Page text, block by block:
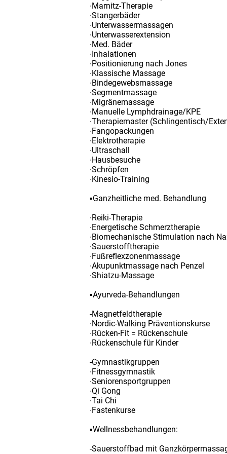
∙Marnitz-Therapie
∙Stangerbäder
∙Unterwassermassagen
∙Unterwasserextension
∙Med. Bäder
∙Inhalationen
∙Positionierung nach Jones
∙Klassische Massage
∙Bindegewebsmassage
∙Segmentmassage
∙Migränemassage
∙Manuelle Lymphdrainage/KPE
∙Therapiemaster (Schlingentisch/
∙Fangopackungen
∙Elektrotherapie
∙Ultraschall
∙Hausbesuche
∙Schröpfen
∙Kinesio-Training
▪Ganzheitliche med. Behandlung
∙Reiki-Therapie
∙Energetische Schmerztherapie
∙Biomechanische Stimulation nach
∙Sauerstofftherapie
∙Fußreflexzonenmassage
∙Akupunktmassage nach Penzel
∙Shiatzu-Massage
▪Ayurveda-Behandlungen
-Magnetfeldtherapie
∙Nordic-Walking Präventionskurse
∙Rücken-Fit = Rückenschule
∙Rückenschule für Kinder
-Gymnastikgruppen
∙Fitnessgymnastik
∙Seniorensportgruppen
∙Qi Gong
∙Tai Chi
∙Fastenkurse
▪Wellnessbehandlungen:
-Sauerstoffbad mit